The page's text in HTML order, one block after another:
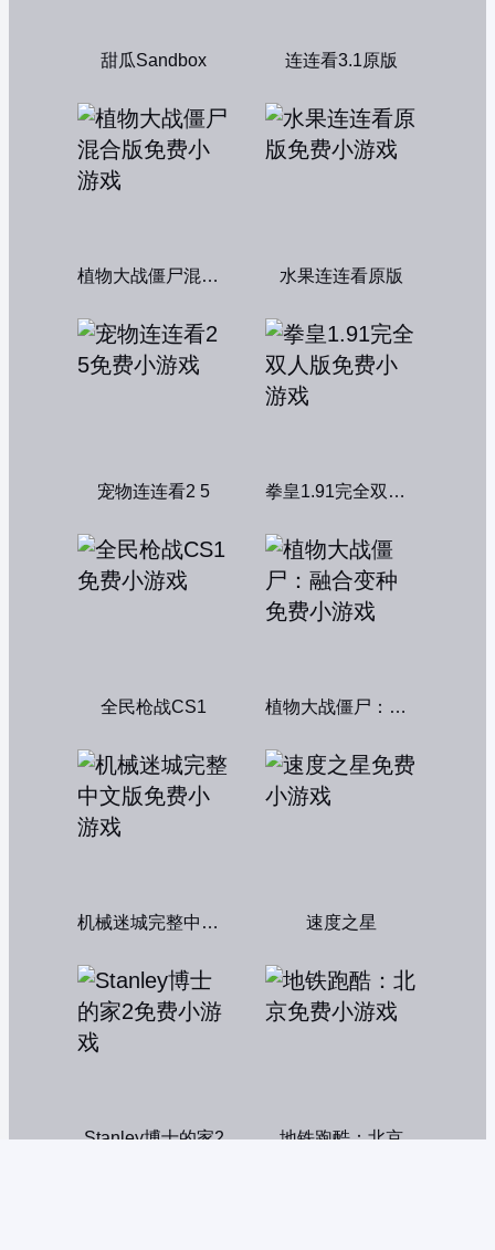
甜瓜Sandbox 连连看3.1原版
植物大战僵尸混合版 水果连连看原版
宠物连连看2 5 拳皇1.91完全双人版
全民枪战CS1 植物大战僵尸：融合变种
机械迷城完整中文版 速度之星
Stanley博士的家2 地铁跑酷：北京